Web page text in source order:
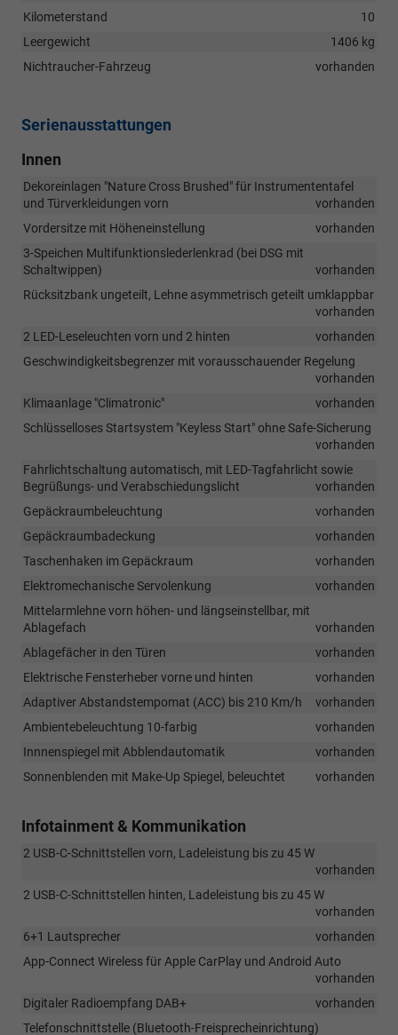
Kilometerstand
10
Leergewicht
1406 kg
Nichtraucher-Fahrzeug
vorhanden
Serienausstattungen
Innen
Dekoreinlagen "Nature Cross Brushed" für Instrumententafel
und Türverkleidungen vorn
vorhanden
Vordersitze mit Höheneinstellung
vorhanden
3-Speichen Multifunktionslederlenkrad (bei DSG mit
Schaltwippen)
vorhanden
Rücksitzbank ungeteilt, Lehne asymmetrisch geteilt umklappbar
vorhanden
2 LED-Leseleuchten vorn und 2 hinten
vorhanden
Geschwindigkeitsbegrenzer mit vorausschauender Regelung
vorhanden
Klimaanlage "Climatronic"
vorhanden
Schlüsselloses Startsystem "Keyless Start" ohne Safe-Sicherung
vorhanden
Fahrlichtschaltung automatisch, mit LED-Tagfahrlicht sowie
Begrüßungs- und Verabschiedungslicht
vorhanden
Gepäckraumbeleuchtung
vorhanden
Gepäckraumbadeckung
vorhanden
Taschenhaken im Gepäckraum
vorhanden
Elektromechanische Servolenkung
vorhanden
Mittelarmlehne vorn höhen- und längseinstellbar, mit
Ablagefach
vorhanden
Ablagefächer in den Türen
vorhanden
Elektrische Fensterheber vorne und hinten
vorhanden
Adaptiver Abstandstempomat (ACC) bis 210 Km/h
vorhanden
Ambientebeleuchtung 10-farbig
vorhanden
Innnenspiegel mit Abblendautomatik
vorhanden
Sonnenblenden mit Make-Up Spiegel, beleuchtet
vorhanden
Infotainment & Kommunikation
2 USB-C-Schnittstellen vorn, Ladeleistung bis zu 45 W
vorhanden
2 USB-C-Schnittstellen hinten, Ladeleistung bis zu 45 W
vorhanden
6+1 Lautsprecher
vorhanden
App-Connect Wireless für Apple CarPlay und Android Auto
vorhanden
Digitaler Radioempfang DAB+
vorhanden
Telefonschnittstelle (Bluetooth-Freisprecheinrichtung)